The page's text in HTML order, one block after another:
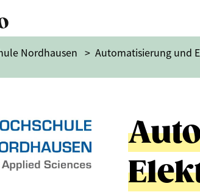
Nordhausen > Automatisierung und